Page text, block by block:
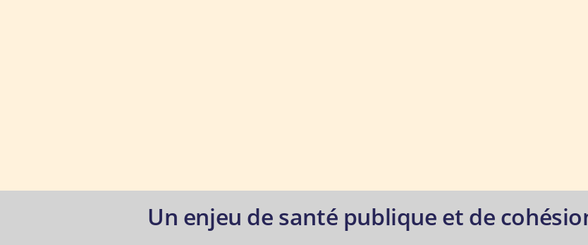
Un enjeu de santé publique et de